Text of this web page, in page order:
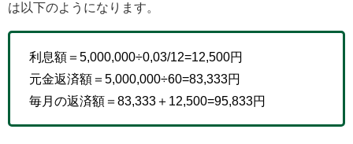
は以下のようになります。
利息額＝5,000,000÷0,03/12=12,500円
元金返済額＝5,000,000÷60=83,333円
毎月の返済額＝83,333＋12,500=95,833円